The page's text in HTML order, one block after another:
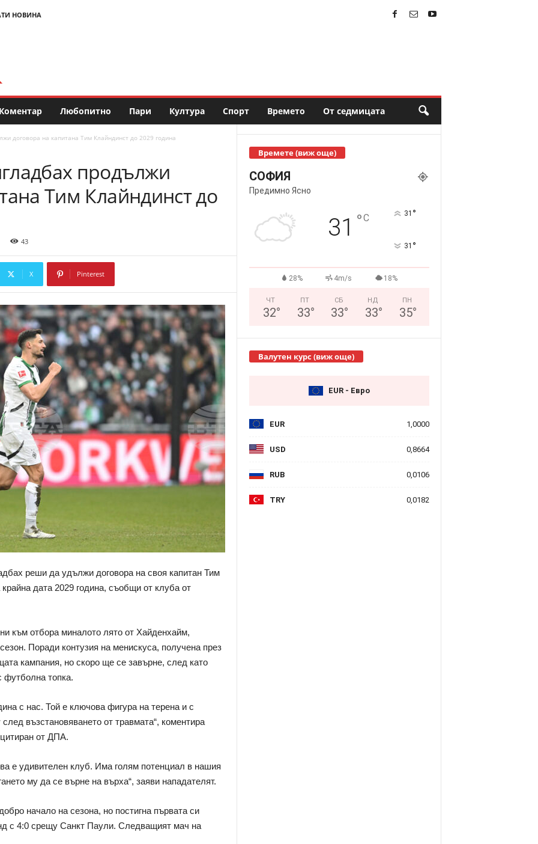
НОВИНА
Коментар Любопитно Пари Култура Спорт Времето От седмицата
договора на капитана Тим Клайндинст до 2029 година
продължи
Тим Клайндинст до
43
X Pinterest
реши да удължи договора на своя капитан Тим
дата 2029 година, съобщи от клуба от
към отбора миналото лято от Хайденхайм,
Поради контузия на менискуса, получена през
кампания, но скоро ще се завърне, след като
футболна топка.
с нас. Той е ключова фигура на терена и с
възстановяването от травмата“, коментира
от ДПА.
е удивителен клуб. Има голям потенциал в нашия
му да се върне на върха“, заяви нападателят.
начало на сезона, но постигна първата си
с 4:0 срещу Санкт Паули. Следващият мач на
Времете (виж още)
СОФИЯ
Предимно Ясно
31 °C 31 °
31 °
28% 4m/s 18%
ЧТ
32°
ПТ
33°
СБ
33°
НД
33°
ПН
35°
Валутен курс (виж още)
EUR - Евро
EUR 1,0000
USD 0,8664
RUB 0,0106
TRY 0,0182